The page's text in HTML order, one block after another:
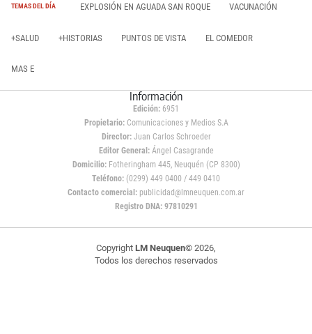
TEMAS DEL DÍA EXPLOSIÓN EN AGUADA SAN ROQUE VACUNACIÓN
+SALUD +HISTORIAS PUNTOS DE VISTA EL COMEDOR
MAS E
Información
Edición: 6951
Propietario:Comunicaciones y Medios S.A
Director: Juan Carlos Schroeder
Editor General:Ángel Casagrande
Domicilio:Fotheringham 445, Neuquén (CP 8300)
Teléfono: (0299) 449 0400 / 449 0410
Contacto comercial: publicidad@lmneuquen.com.ar
Registro DNA: 97810291
Copyright LM Neuquen© 2026,
Todos los derechos reservados